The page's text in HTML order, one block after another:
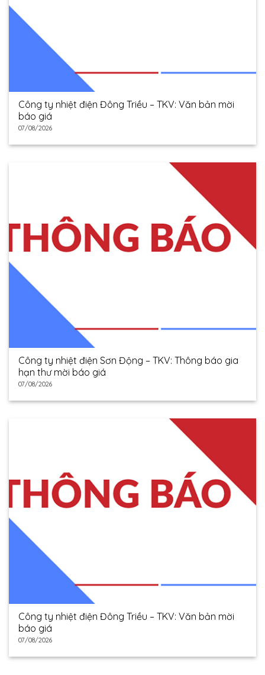
Công ty nhiệt điện Đông Triều – TKV: Văn bản mời
báo giá
07/08/2026
Công ty nhiệt điện Sơn Động – TKV: Thông báo gia
hạn thư mời báo giá
07/08/2026
Công ty nhiệt điện Đông Triều – TKV: Văn bản mời
báo giá
07/08/2026